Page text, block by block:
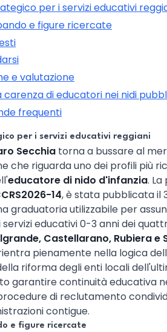
per i servizi educativi
e figure ricercate
e valutazione
carenza di educatori nei nidi
frequenti
per i servizi educativi reggiani
Secchia torna a bussare al
che riguarda uno dei profili più
educatore di nido d'infanzia.
14, è stata pubblicata il
graduatoria utilizzabile per
educativi 0-3 anni dei
Castellarano, Rubiera e
pienamente nella logica
riforma degli enti locali
garantire continuità educativa
di reclutamento
contigue.
e figure ricercate